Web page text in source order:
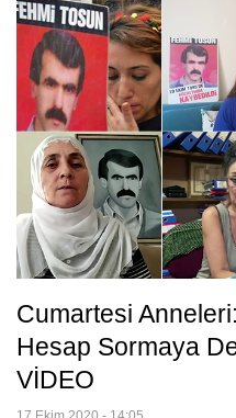
Cumartesi
Hesap Sormaya
VİDEO